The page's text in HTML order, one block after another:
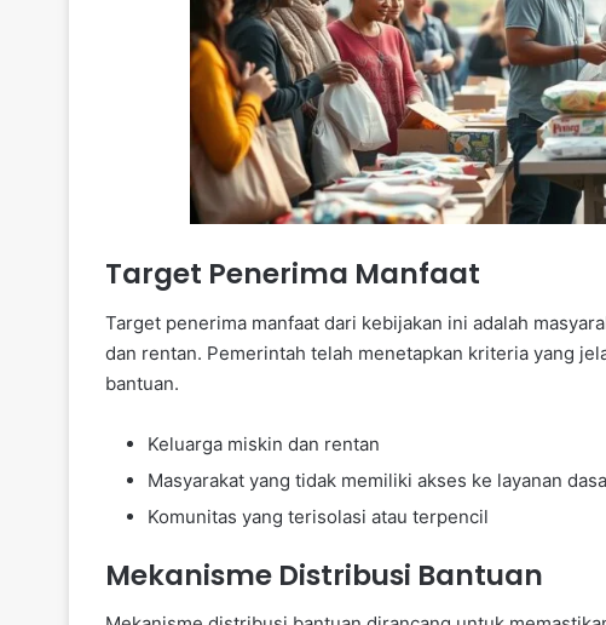
Target Penerima Manfaat
Target penerima manfaat dari kebijakan ini adalah
dan rentan. Pemerintah telah menetapkan kriteria yang
bantuan.
Keluarga miskin dan rentan
Masyarakat yang tidak memiliki akses ke layanan
Komunitas yang terisolasi atau terpencil
Mekanisme Distribusi Bantuan